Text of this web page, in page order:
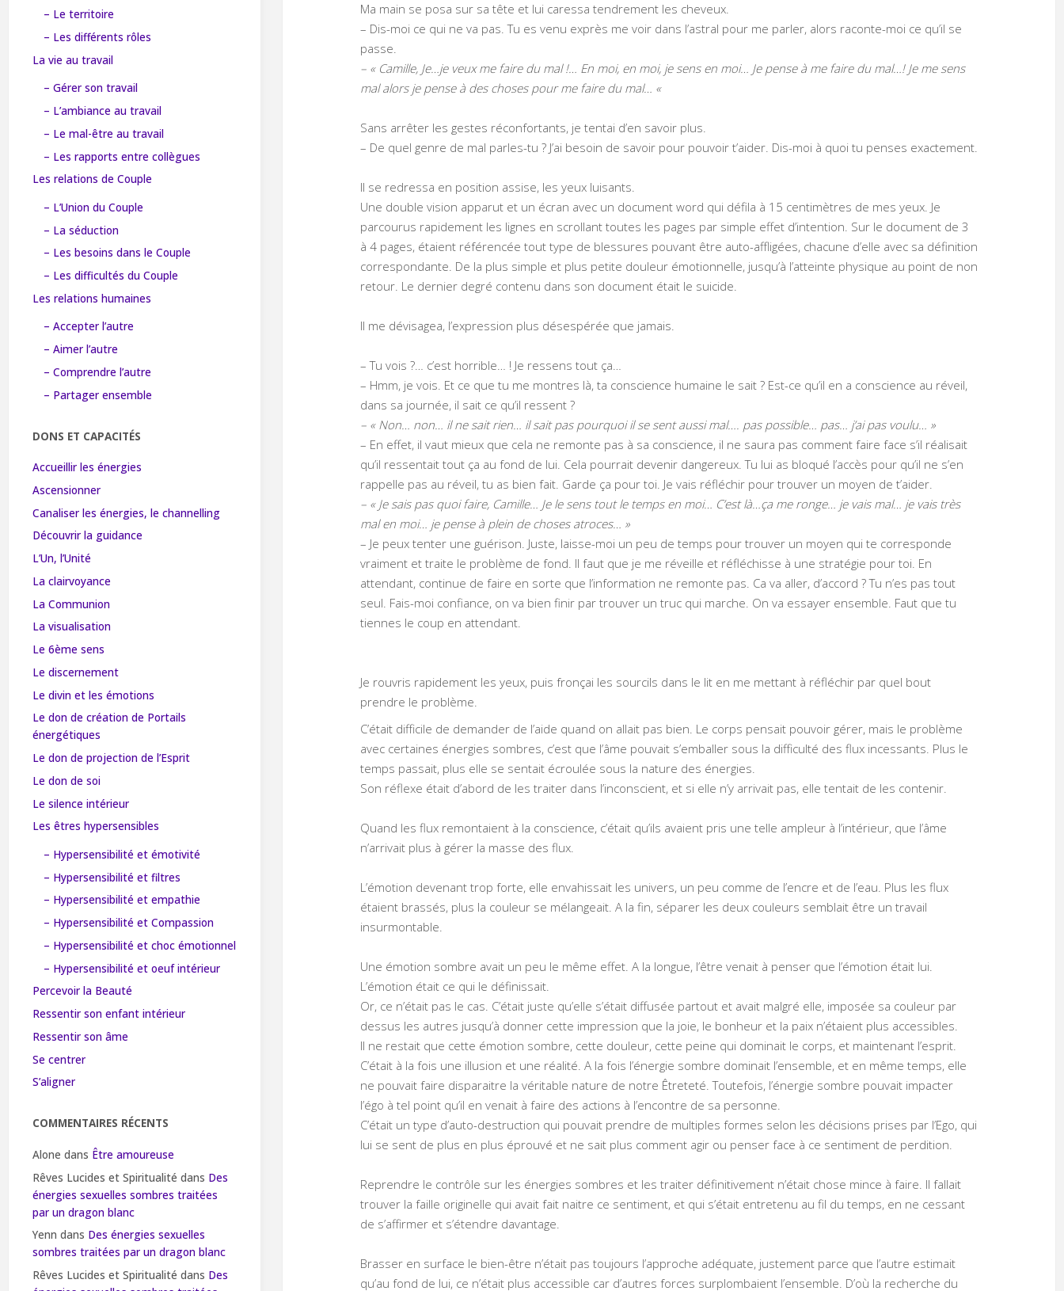
Ma main se posa sur sa tête et lui caressa tendrement les cheveux.
– Dis-moi ce qui ne va pas. Tu es venu exprès me voir dans l’astral pour me parler, alors raconte-moi ce qu’il se
passe.
– « Camille, Je…je veux me faire du mal !… En moi, en moi, je sens en moi… Je pense à me faire du mal…! Je me sens
mal alors je pense à des choses pour me faire du mal… «
Sans arrêter les gestes réconfortants, je tentai d’en savoir plus.
– De quel genre de mal parles-tu ? J’ai besoin de savoir pour pouvoir t’aider. Dis-moi à quoi tu penses exactement.
Il se redressa en position assise, les yeux luisants.
Une double vision apparut et un écran avec un document word qui défila à 15 centimètres de mes yeux. Je
parcourus rapidement les lignes en scrollant toutes les pages par simple effet d’intention. Sur le document de 3
à 4 pages, étaient référencée tout type de blessures pouvant être auto-affligées, chacune d’elle avec sa définition
correspondante. De la plus simple et plus petite douleur émotionnelle, jusqu’à l’atteinte physique au point de non
retour. Le dernier degré contenu dans son document était le suicide.
Il me dévisagea, l’expression plus désespérée que jamais.
– Tu vois ?… c’est horrible… ! Je ressens tout ça…
– Hmm, je vois. Et ce que tu me montres là, ta conscience humaine le sait ? Est-ce qu’il en a conscience au réveil,
dans sa journée, il sait ce qu’il ressent ?
– « Non… non… il ne sait rien… il sait pas pourquoi il se sent aussi mal…. pas possible… pas… j’ai pas voulu… »
– En effet, il vaut mieux que cela ne remonte pas à sa conscience, il ne saura pas comment faire face s’il réalisait
qu’il ressentait tout ça au fond de lui. Cela pourrait devenir dangereux. Tu lui as bloqué l’accès pour qu’il ne s’en
rappelle pas au réveil, tu as bien fait. Garde ça pour toi. Je vais réfléchir pour trouver un moyen de t’aider.
– « Je sais pas quoi faire, Camille… Je le sens tout le temps en moi… C’est là…ça me ronge… je vais mal… je vais très
mal en moi… je pense à plein de choses atroces… »
– Je peux tenter une guérison. Juste, laisse-moi un peu de temps pour trouver un moyen qui te corresponde
vraiment et traite le problème de fond. Il faut que je me réveille et réfléchisse à une stratégie pour toi. En
attendant, continue de faire en sorte que l’information ne remonte pas. Ca va aller, d’accord ? Tu n’es pas tout
seul. Fais-moi confiance, on va bien finir par trouver un truc qui marche. On va essayer ensemble. Faut que tu
tiennes le coup en attendant.
Je rouvris rapidement les yeux, puis fronçai les sourcils dans le lit en me mettant à réfléchir par quel bout
prendre le problème.
C’était difficile de demander de l’aide quand on allait pas bien. Le corps pensait pouvoir gérer, mais le problème
avec certaines énergies sombres, c’est que l’âme pouvait s’emballer sous la difficulté des flux incessants. Plus le
temps passait, plus elle se sentait écroulée sous la nature des énergies.
Son réflexe était d’abord de les traiter dans l’inconscient, et si elle n’y arrivait pas, elle tentait de les contenir.
Quand les flux remontaient à la conscience, c’était qu’ils avaient pris une telle ampleur à l’intérieur, que l’âme
n’arrivait plus à gérer la masse des flux.
L’émotion devenant trop forte, elle envahissait les univers, un peu comme de l’encre et de l’eau. Plus les flux
étaient brassés, plus la couleur se mélangeait. A la fin, séparer les deux couleurs semblait être un travail
insurmontable.
Une émotion sombre avait un peu le même effet. A la longue, l’être venait à penser que l’émotion était lui.
L’émotion était ce qui le définissait.
Or, ce n’était pas le cas. C’était juste qu’elle s’était diffusée partout et avait malgré elle, imposée sa couleur par
dessus les autres jusqu’à donner cette impression que la joie, le bonheur et la paix n’étaient plus accessibles.
Il ne restait que cette émotion sombre, cette douleur, cette peine qui dominait le corps, et maintenant l’esprit.
C’était à la fois une illusion et une réalité. A la fois l’énergie sombre dominait l’ensemble, et en même temps, elle
ne pouvait faire disparaitre la véritable nature de notre Êtreteté. Toutefois, l’énergie sombre pouvait impacter
l’égo à tel point qu’il en venait à faire des actions à l’encontre de sa personne.
C’était un type d’auto-destruction qui pouvait prendre de multiples formes selon les décisions prises par l’Ego, qui
lui se sent de plus en plus éprouvé et ne sait plus comment agir ou penser face à ce sentiment de perdition.
Reprendre le contrôle sur les énergies sombres et les traiter définitivement n’était chose mince à faire. Il fallait
trouver la faille originelle qui avait fait naitre ce sentiment, et qui s’était entretenu au fil du temps, en ne cessant
de s’affirmer et s’étendre davantage.
Brasser en surface le bien-être n’était pas toujours l’approche adéquate, justement parce que l’autre estimait
qu’au fond de lui, ce n’était plus accessible car d’autres forces surplombaient l’ensemble. D’où la recherche du
– Le territoire
– Les différents rôles
La vie au travail
– Gérer son travail
– L’ambiance au travail
– Le mal-être au travail
– Les rapports entre collègues
Les relations de Couple
– L’Union du Couple
– La séduction
– Les besoins dans le Couple
– Les difficultés du Couple
Les relations humaines
– Accepter l’autre
– Aimer l’autre
– Comprendre l’autre
– Partager ensemble
DONS ET CAPACITÉS
Accueillir les énergies
Ascensionner
Canaliser les énergies, le channelling
Découvrir la guidance
L’Un, l’Unité
La clairvoyance
La Communion
La visualisation
Le 6ème sens
Le discernement
Le divin et les émotions
Le don de création de Portails
énergétiques
Le don de projection de l’Esprit
Le don de soi
Le silence intérieur
Les êtres hypersensibles
– Hypersensibilité et émotivité
– Hypersensibilité et filtres
– Hypersensibilité et empathie
– Hypersensibilité et Compassion
– Hypersensibilité et choc émotionnel
– Hypersensibilité et oeuf intérieur
Percevoir la Beauté
Ressentir son enfant intérieur
Ressentir son âme
Se centrer
S’aligner
COMMENTAIRES RÉCENTS
Alone dans Être amoureuse
Rêves Lucides et Spiritualité dans Des
énergies sexuelles sombres traitées
par un dragon blanc
Yenn dans Des énergies sexuelles
sombres traitées par un dragon blanc
Rêves Lucides et Spiritualité dans Des